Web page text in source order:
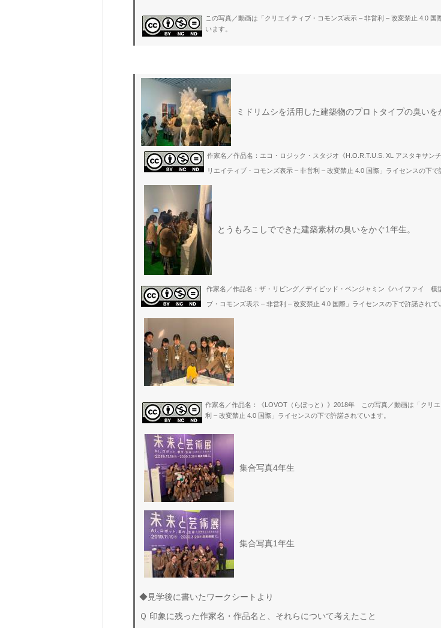
この写真／動画は「クリエイティブ・コモンズ表示 – 非営利 – 改変禁止 4.0 国
います。
ミドリムシを活用した建築物のプロトタイプの臭いを
作家名／作品名：エコ・ロジック・スタジオ《H.O.R.T.U.S. XL アスタキサ
リエイティブ・コモンズ表示 – 非営利 – 改変禁止 4.0 国際」ライセンスの下で
とうもろこしでできた建築素材の臭いをかぐ1年生。
作家名／作品名：ザ・リビング／デイビッド・ベンジャミン《ハイファイ 模
ブ・コモンズ表示 – 非営利 – 改変禁止 4.0 国際」ライセンスの下で許諾されて
作家名／作品名：《LOVOT（らぼっと）》2018年 この写真／動画は「クリ
利 – 改変禁止 4.0 国際」ライセンスの下で許諾されています。
集合写真4年生
集合写真1年生
◆見学後に書いたワークシートより
Ｑ 印象に残った作家名・作品名と、それらについて考えたこと